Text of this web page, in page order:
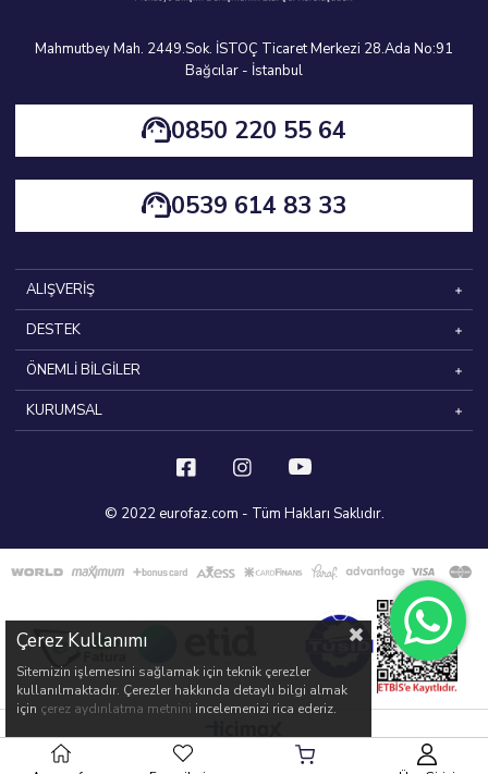
Mahmutbey Mah. 2449.Sok. İSTOÇ Ticaret Merkezi 28.Ada No:91
Bağcılar - İstanbul
0850 220 55 64
0539 614 83 33
ALIŞVERİŞ
DESTEK
ÖNEMLİ BİLGİLER
KURUMSAL
© 2022 eurofaz.com - Tüm Hakları Saklıdır.
Çerez Kullanımı
Sitemizin işlemesini sağlamak için teknik çerezler
kullanılmaktadır. Çerezler hakkında detaylı bilgi almak
için çerez aydınlatma metnini incelemenizi rica ederiz.